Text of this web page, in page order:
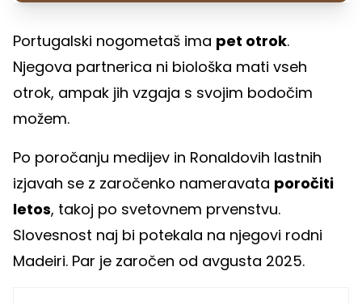
Portugalski nogometaš ima pet otrok.
Njegova partnerica ni biološka mati vseh
otrok, ampak jih vzgaja s svojim bodočim
možem.
Po poročanju medijev in Ronaldovih lastnih
izjavah se z zaročenko nameravata poročiti
letos, takoj po svetovnem prvenstvu.
Slovesnost naj bi potekala na njegovi rodni
Madeiri. Par je zaročen od avgusta 2025.